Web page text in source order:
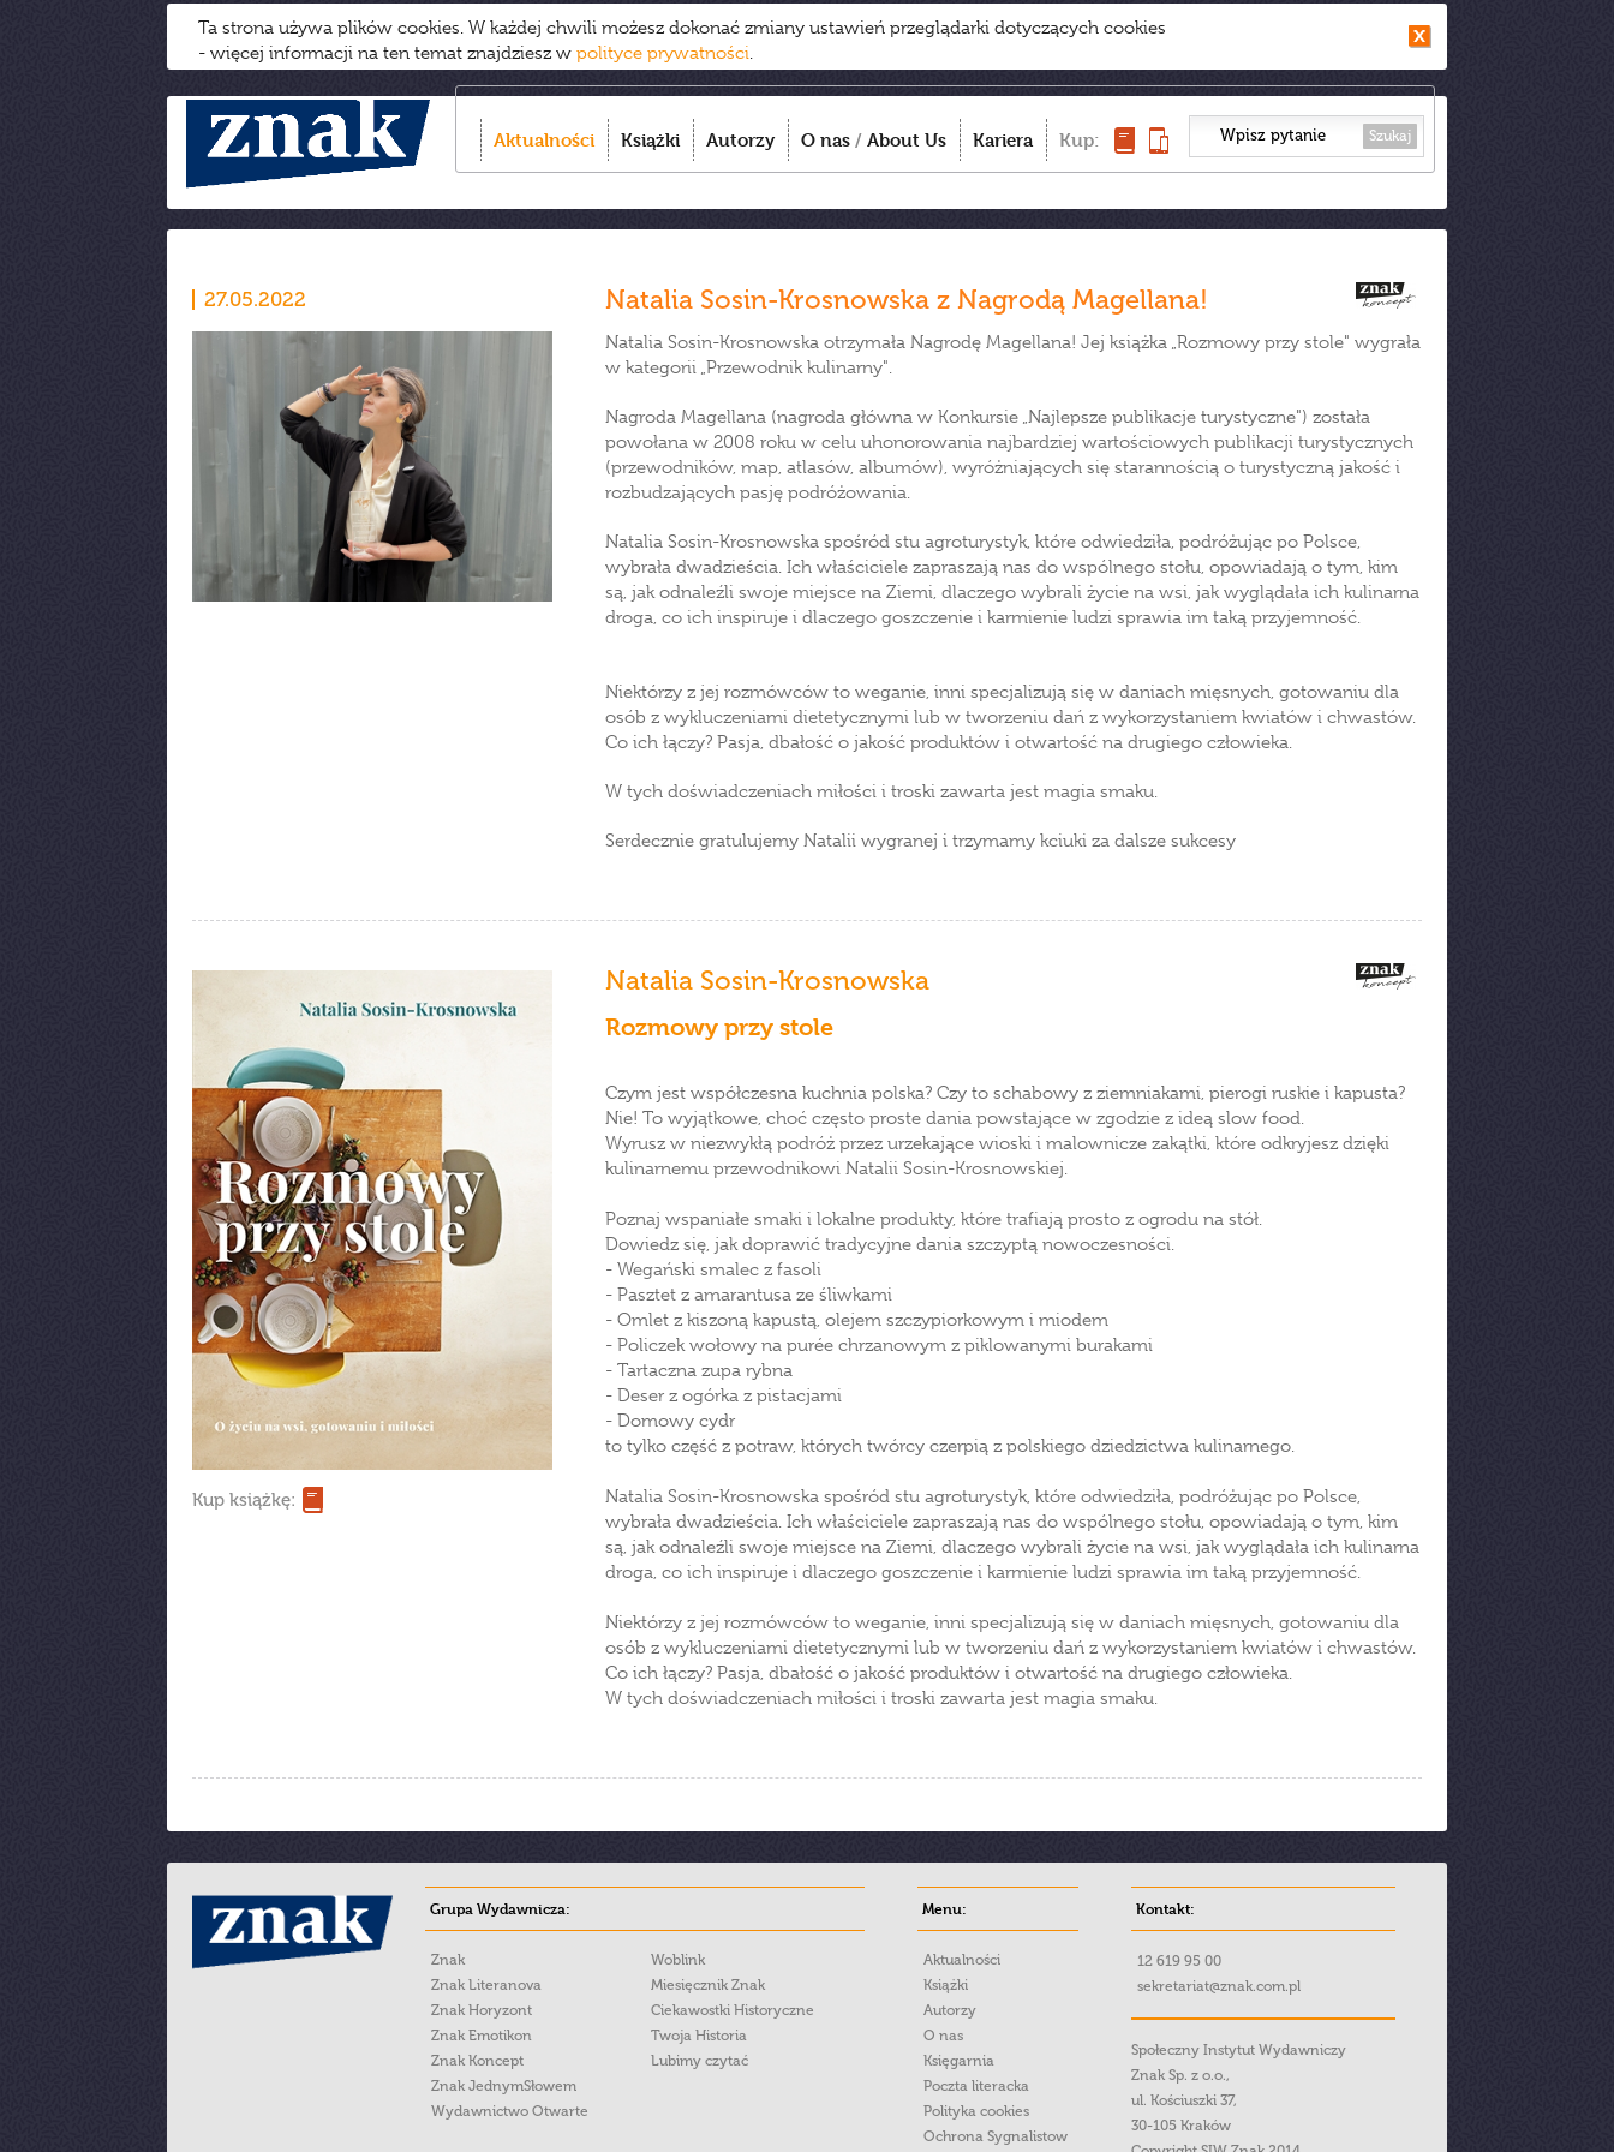
Ta strona używa plików cookies. W każdej chwili możesz dokonać zmiany ustawień przeglądarki dotyczących cookies
- więcej informacji na ten temat znajdziesz w polityce prywatności.
Aktualności Książki Autorzy O nas / About Us Kariera Kup: Szukaj
27.05.2022 Natalia Sosin-Krosnowska z Nagrodą Magellana!
Natalia Sosin-Krosnowska otrzymała Nagrodę Magellana! Jej książka „Rozmowy przy stole" wygrała
w kategorii „Przewodnik kulinarny".
Nagroda Magellana (nagroda główna w Konkursie „Najlepsze publikacje turystyczne") została
powołana w 2008 roku w celu uhonorowania najbardziej wartościowych publikacji turystycznych
(przewodników, map, atlasów, albumów), wyróżniających się starannością o turystyczną jakość i
rozbudzających pasję podróżowania.
Natalia Sosin-Krosnowska spośród stu agroturystyk, które odwiedziła, podróżując po Polsce,
wybrała dwadzieścia. Ich właściciele zapraszają nas do wspólnego stołu, opowiadają o tym, kim
są, jak odnaleźli swoje miejsce na Ziemi, dlaczego wybrali życie na wsi, jak wyglądała ich kulinarna
droga, co ich inspiruje i dlaczego goszczenie i karmienie ludzi sprawia im taką przyjemność.
Niektórzy z jej rozmówców to weganie, inni specjalizują się w daniach mięsnych, gotowaniu dla
osób z wykluczeniami dietetycznymi lub w tworzeniu dań z wykorzystaniem kwiatów i chwastów.
Co ich łączy? Pasja, dbałość o jakość produktów i otwartość na drugiego człowieka.
W tych doświadczeniach miłości i troski zawarta jest magia smaku.
Serdecznie gratulujemy Natalii wygranej i trzymamy kciuki za dalsze sukcesy
Kup książkę:
Natalia Sosin-Krosnowska
Rozmowy przy stole
Czym jest współczesna kuchnia polska? Czy to schabowy z ziemniakami, pierogi ruskie i kapusta?
Nie! To wyjątkowe, choć często proste dania powstające w zgodzie z ideą slow food.
Wyrusz w niezwykłą podróż przez urzekające wioski i malownicze zakątki, które odkryjesz dzięki
kulinarnemu przewodnikowi Natalii Sosin-Krosnowskiej.
Poznaj wspaniałe smaki i lokalne produkty, które trafiają prosto z ogrodu na stół.
Dowiedz się, jak doprawić tradycyjne dania szczyptą nowoczesności.
- Wegański smalec z fasoli
- Pasztet z amarantusa ze śliwkami
- Omlet z kiszoną kapustą, olejem szczypiorkowym i miodem
- Policzek wołowy na purée chrzanowym z piklowanymi burakami
- Tartaczna zupa rybna
- Deser z ogórka z pistacjami
- Domowy cydr
to tylko część z potraw, których twórcy czerpią z polskiego dziedzictwa kulinarnego.
Natalia Sosin-Krosnowska spośród stu agroturystyk, które odwiedziła, podróżując po Polsce,
wybrała dwadzieścia. Ich właściciele zapraszają nas do wspólnego stołu, opowiadają o tym, kim
są, jak odnaleźli swoje miejsce na Ziemi, dlaczego wybrali życie na wsi, jak wyglądała ich kulinarna
droga, co ich inspiruje i dlaczego goszczenie i karmienie ludzi sprawia im taką przyjemność.
Niektórzy z jej rozmówców to weganie, inni specjalizują się w daniach mięsnych, gotowaniu dla
osób z wykluczeniami dietetycznymi lub w tworzeniu dań z wykorzystaniem kwiatów i chwastów.
Co ich łączy? Pasja, dbałość o jakość produktów i otwartość na drugiego człowieka.
W tych doświadczeniach miłości i troski zawarta jest magia smaku.
Grupa Wydawnicza:
Znak
Znak Literanova
Znak Horyzont
Znak Emotikon
Znak Koncept
Znak JednymSłowem
Wydawnictwo Otwarte
Woblink
Miesięcznik Znak
Ciekawostki Historyczne
Twoja Historia
Lubimy czytać
Menu:
Aktualności
Książki
Autorzy
O nas
Księgarnia
Poczta literacka
Polityka cookies
Ochrona Sygnalistow
Kontakt:
12 619 95 00
sekretariat@znak.com.pl
Społeczny Instytut Wydawniczy
Znak Sp. z o.o.,
ul. Kościuszki 37,
30-105 Kraków